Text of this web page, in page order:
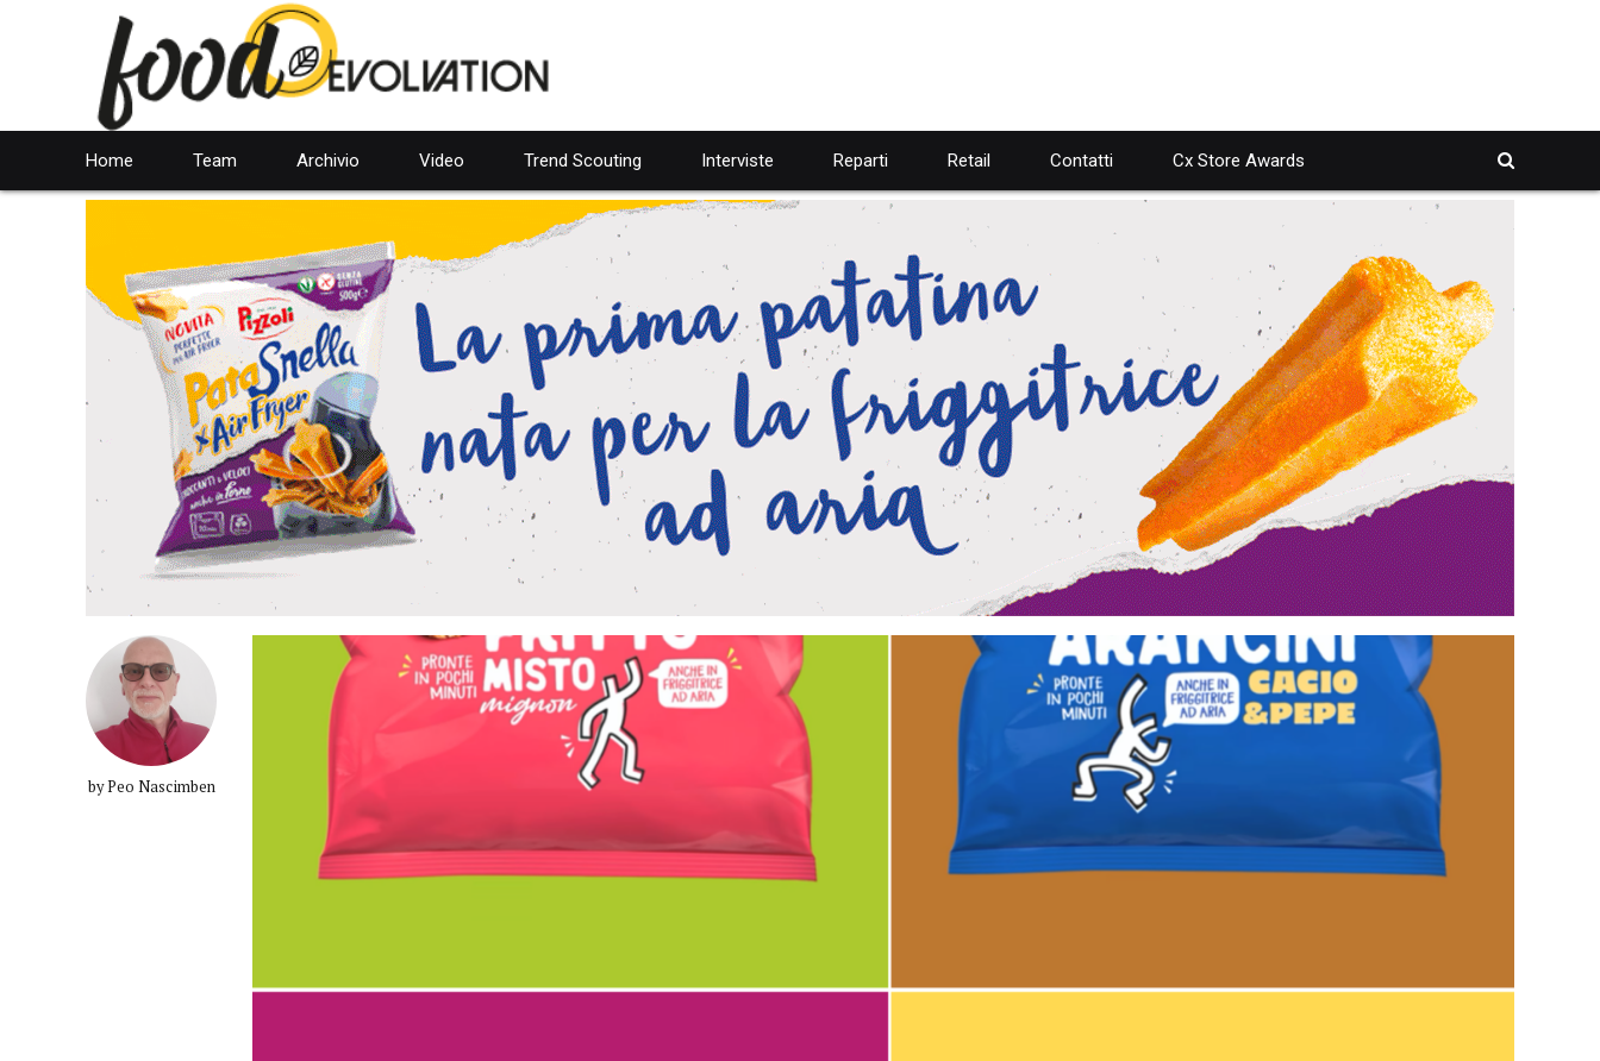
Home Team Archivio Video Trend Scouting Interviste Reparti
PODCAST
Retail Contatti Cx Store Awards
by Peo Nascimben